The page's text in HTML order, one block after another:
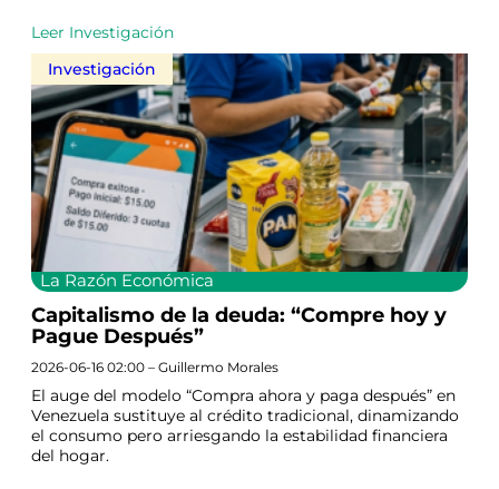
Leer Investigación
Investigación
La Razón Económica
Capitalismo de la deuda: “Compre hoy y
Pague Después”
2026-06-16 02:00 – Guillermo Morales
El auge del modelo “Compra ahora y paga después” en
Venezuela sustituye al crédito tradicional, dinamizando
el consumo pero arriesgando la estabilidad financiera
del hogar.